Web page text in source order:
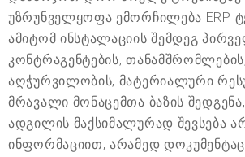
უზრუნველყოფა ემორჩილება ERP
ამიტომ ინსტალაციის შემდეგ
კონტრაგენტების, თანამშრომლების,
აღჭურვილობის, მატერიალური
მრავალი მონაცემთა ბაზის
ადგილის მაქსიმალურად შევსება
ინფორმაციით, არამედ